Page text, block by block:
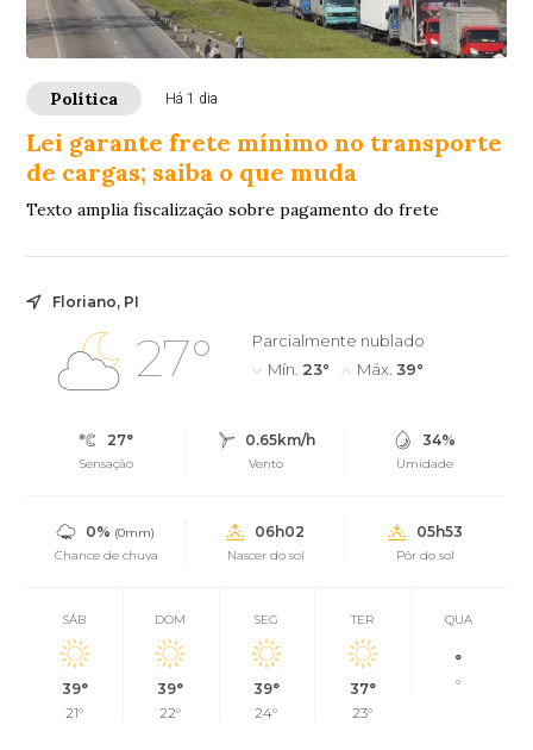
Política Há 1 dia
Lei garante frete mínimo no transporte
de cargas; saiba o que muda
Texto amplia fiscalização sobre pagamento do frete
Floriano, PI
27°
Parcialmente nublado
Mín. 23° Máx. 39°
27°
Sensação
0.65km/h
Vento
34%
Umidade
0% (0mm)
Chance de chuva
06h02
Nascer do sol
05h53
Pôr do sol
SÁB
39°
21°
DOM
39°
22°
SEG
39°
24°
TER
37°
23°
QUA
°
°